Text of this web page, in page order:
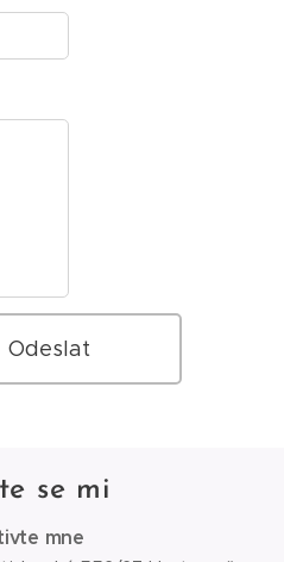
Odeslat
se mi
mne